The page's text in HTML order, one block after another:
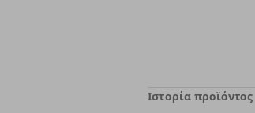
Ιστορία προϊόντος